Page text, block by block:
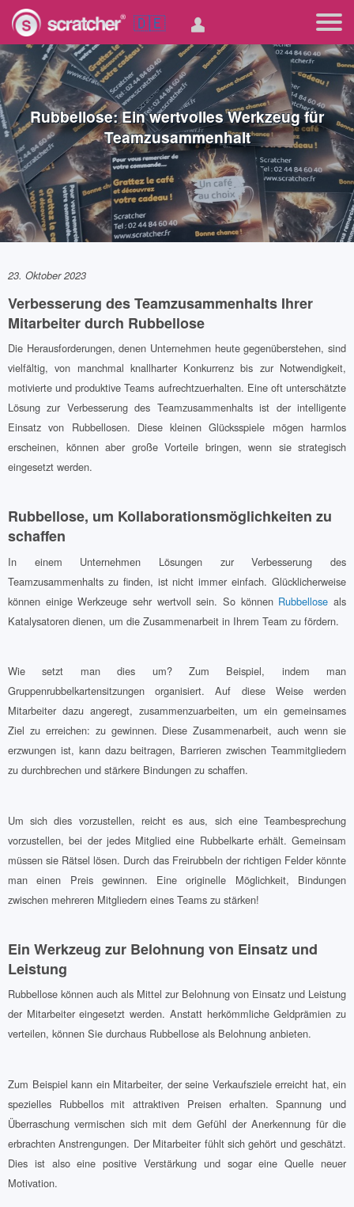
🇩🇪
Rubbellose: Ein wertvolles Werkzeug für
Teamzusammenhalt
23. Oktober 2023
Verbesserung des Teamzusammenhalts Ihrer
Mitarbeiter durch Rubbellose
Die Herausforderungen, denen Unternehmen heute gegenüberstehen, sind
vielfältig, von manchmal knallharter Konkurrenz bis zur Notwendigkeit,
motivierte und produktive Teams aufrechtzuerhalten. Eine oft unterschätzte
Lösung zur Verbesserung des Teamzusammenhalts ist der intelligente
Einsatz von Rubbellosen. Diese kleinen Glücksspiele mögen harmlos
erscheinen, können aber große Vorteile bringen, wenn sie strategisch
eingesetzt werden.
Rubbellose, um Kollaborationsmöglichkeiten zu
schaffen
In einem Unternehmen Lösungen zur Verbesserung des
Teamzusammenhalts zu finden, ist nicht immer einfach. Glücklicherweise
können einige Werkzeuge sehr wertvoll sein. So können Rubbellose als
Katalysatoren dienen, um die Zusammenarbeit in Ihrem Team zu fördern.
Wie setzt man dies um? Zum Beispiel, indem man
Gruppenrubbelkartensitzungen organisiert. Auf diese Weise werden
Mitarbeiter dazu angeregt, zusammenzuarbeiten, um ein gemeinsames
Ziel zu erreichen: zu gewinnen. Diese Zusammenarbeit, auch wenn sie
erzwungen ist, kann dazu beitragen, Barrieren zwischen Teammitgliedern
zu durchbrechen und stärkere Bindungen zu schaffen.
Um sich dies vorzustellen, reicht es aus, sich eine Teambesprechung
vorzustellen, bei der jedes Mitglied eine Rubbelkarte erhält. Gemeinsam
müssen sie Rätsel lösen. Durch das Freirubbeln der richtigen Felder könnte
man einen Preis gewinnen. Eine originelle Möglichkeit, Bindungen
zwischen mehreren Mitgliedern eines Teams zu stärken!
Ein Werkzeug zur Belohnung von Einsatz und
Leistung
Rubbellose können auch als Mittel zur Belohnung von Einsatz und Leistung
der Mitarbeiter eingesetzt werden. Anstatt herkömmliche Geldprämien zu
verteilen, können Sie durchaus Rubbellose als Belohnung anbieten.
Zum Beispiel kann ein Mitarbeiter, der seine Verkaufsziele erreicht hat, ein
spezielles Rubbellos mit attraktiven Preisen erhalten. Spannung und
Überraschung vermischen sich mit dem Gefühl der Anerkennung für die
erbrachten Anstrengungen. Der Mitarbeiter fühlt sich gehört und geschätzt.
Dies ist also eine positive Verstärkung und sogar eine Quelle neuer
Motivation.